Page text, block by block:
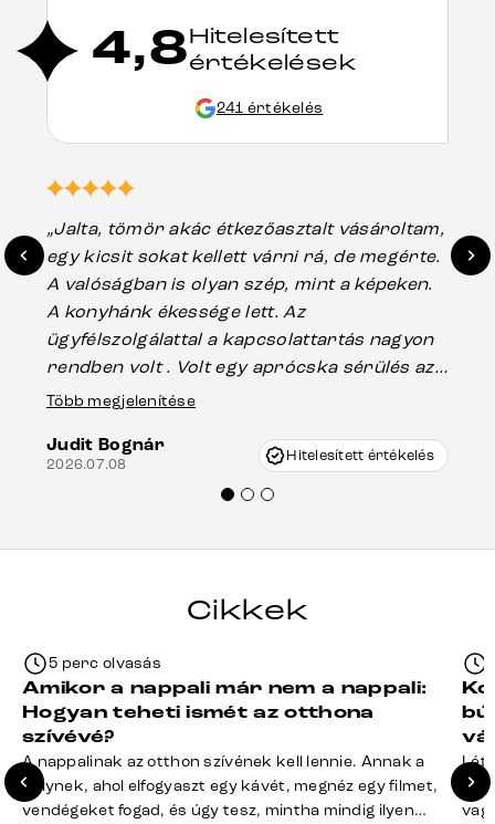
4,8Hitelesített
értékelések
241 értékelés
„Jalta, tömör akác étkezőasztalt vásároltam,
egy kicsit sokat kellett várni rá, de megérte.
A valóságban is olyan szép, mint a képeken.
A konyhánk ékessége lett. Az
ügyfélszolgálattal a kapcsolattartás nagyon
rendben volt . Volt egy aprócska sérülés az
asztal talpánál, ami szállításkor
nagyon korrekten jártak el az ügyemben.
Mindenkinek ajánlani tudom a Delife
Több megjelenítése
Judit Bognár
2026.07.08 Hitelesített értékelés
Cikkek
5 perc olvasás
Amikor a nappali már nem a nappali:
Hogyan teheti ismét az otthona
szívévé?
A nappalinak az otthon szívének kell lennie. Annak a
helynek, ahol elfogyaszt egy kávét, megnéz egy filmet,
vendégeket fogad, és úgy tesz, mintha mindig ilyen